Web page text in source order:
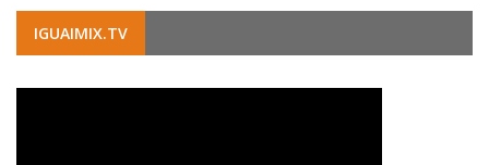
IGUAIMIX.TV